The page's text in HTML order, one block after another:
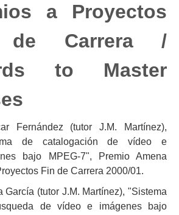
a Proyectos
de Carrera /
to Master
Fernández (tutor J.M. Martínez),
de catalogación de vídeo e
bajo MPEG-7", Premio Amena
Fin de Carrera 2000/01.
García (tutor J.M. Martínez), "Sistema
de vídeo e imágenes bajo